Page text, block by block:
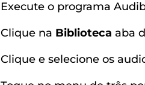
Execute o programa
Clique na Biblioteca aba
Clique e selecione os